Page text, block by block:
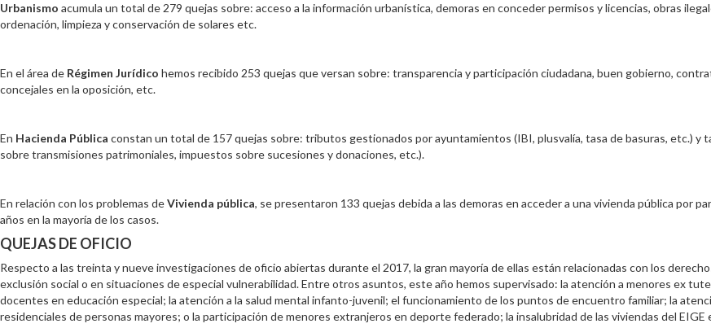
Urbanismo acumula un total de 279 quejas sobre: acceso a la información urbanística, demoras en conceder permisos y licencias, obras
ordenación, limpieza y conservación de solares etc.
En el área de Régimen Jurídico hemos recibido 253 quejas que versan sobre: transparencia y participación ciudadana, buen gobierno,
concejales en la oposición, etc.
En Hacienda Pública constan un total de 157 quejas sobre: tributos gestionados por ayuntamientos (IBI, plusvalía, tasa de basuras, etc.)
sobre transmisiones patrimoniales, impuestos sobre sucesiones y donaciones, etc.).
En relación con los problemas deVivienda pública, se presentaron 133 quejas debida a las demoras en acceder a una vivienda pública por
años en la mayoría de los casos.
QUEJAS DE OFICIO
Respecto a las treinta y nueve investigaciones de oficio abiertas durante el 2017, la gran mayoría de ellas están relacionadas con los
exclusión social o en situaciones de especial vulnerabilidad. Entre otros asuntos, este año hemos supervisado: la atención a menores ex
docentes en educación especial; la atención a la salud mental infanto-juvenil; el funcionamiento de los puntos de encuentro familiar; la
residenciales de personas mayores; o la participación de menores extranjeros en deporte federado; la insalubridad de las viviendas del